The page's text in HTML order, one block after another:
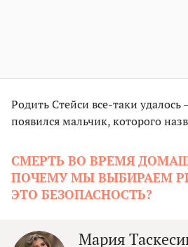
Родить Стейси все-таки удалось
появился мальчик, которого
СМЕРТЬ ВО ВРЕМЯ
ПОЧЕМУ МЫ ВЫБИРАЕМ
ЭТО БЕЗОПАСНОСТЬ?
Мария